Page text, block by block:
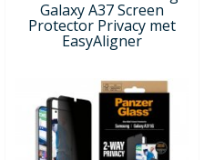
Galaxy A37 Screen
Protector Privacy met
EasyAligner